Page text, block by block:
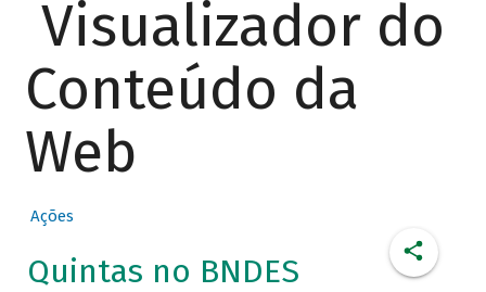
Visualizador do
Conteúdo da
Web
Ações
Quintas no BNDES